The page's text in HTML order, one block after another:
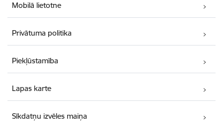
Mobilā lietotne
Privātuma politika
Piekļūstamība
Lapas karte
Sīkdatņu izvēles maiņa